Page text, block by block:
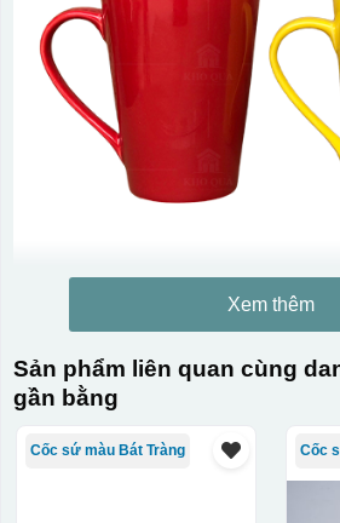
Xem thêm
Sản phẩm liên quan cùng
gần bằng
Cốc sứ màu Bát Tràng Cốc